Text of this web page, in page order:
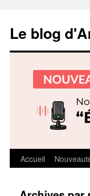
Le blog
Aller
Accueil